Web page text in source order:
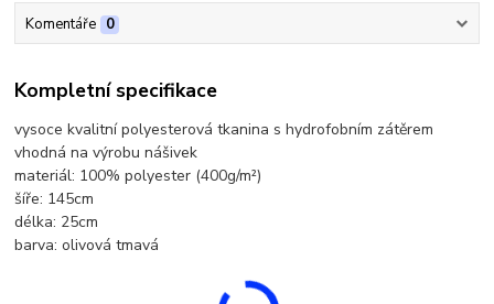
Komentáře 0
Kompletní specifikace
vysoce kvalitní polyesterová tkanina s hydrofobním zátěrem
vhodná na výrobu nášivek
materiál: 100% polyester (400g/m²)
šíře: 145cm
délka: 25cm
barva: olivová tmavá